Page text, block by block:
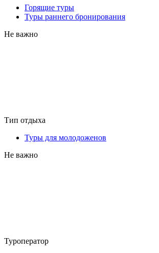
Горящие туры
Туры раннего бронирования
Не важно
Тип отдыха
Туры для молодоженов
Не важно
Туроператор